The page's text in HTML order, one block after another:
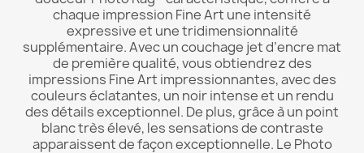
chaque impression Fine Art une intensité
expressive et une tridimensionnalité
supplémentaire. Avec un couchage jet d’encre mat
de première qualité, vous obtiendrez des
impressions Fine Art impressionnantes, avec des
couleurs éclatantes, un noir intense et un rendu
des détails exceptionnel. De plus, grâce à un point
blanc très élevé, les sensations de contraste
apparaissent de façon exceptionnelle. Le Photo